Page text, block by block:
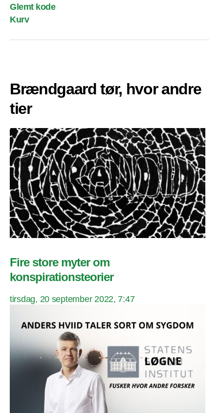
Glemt kode
Kurv
Brændgaard tør, hvor andre
tier
Fire store myter om
konspirationsteorier
tirsdag, 20 september 2022, 7:47